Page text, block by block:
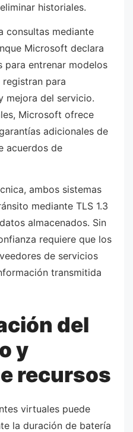
historiales.
consultas mediante
Microsoft declara
para entrenar modelos
registran para
mejora del servicio.
Microsoft ofrece
adicionales de
acuerdos de
ambos sistemas
mediante TLS 1.3
almacenados. Sin
requiere que los
de servicios
transmitida
del
y
recursos
virtuales puede
la duración de batería